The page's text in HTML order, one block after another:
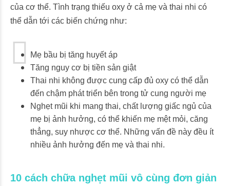
của cơ thể. Tình trạng thiếu oxy ở cả mẹ và thai nhi có
thể dẫn tới các biến chứng như:
Mẹ bầu bị tăng huyết áp
Tăng nguy cơ bị tiền sản giật
Thai nhi không được cung cấp đủ oxy có thể dẫn
đến chậm phát triển bên trong tử cung người mẹ
Nghẹt mũi khi mang thai, chất lượng giấc ngủ của
mẹ bị ảnh hưởng, có thể khiến mẹ mệt mỏi, căng
thẳng, suy nhược cơ thể. Những vấn đề này đều ít
nhiều ảnh hưởng đến mẹ và thai nhi.
10 cách chữa nghẹt mũi vô cùng đơn giản